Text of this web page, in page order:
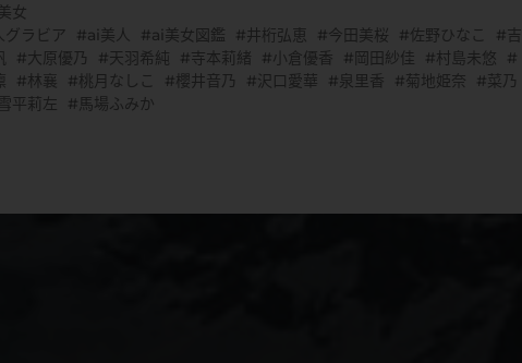
女
グラビア
ai美人 ai美女図鑑 井桁弘恵 今田美桜 佐野ひなこ
吉
大原優乃 天羽希純 寺本莉緒 小倉優香 岡田紗佳
村島未悠
林襄 桃月なしこ 櫻井音乃 沢口愛華 泉里香 菊地姫奈
菜乃
平莉左
馬場ふみか